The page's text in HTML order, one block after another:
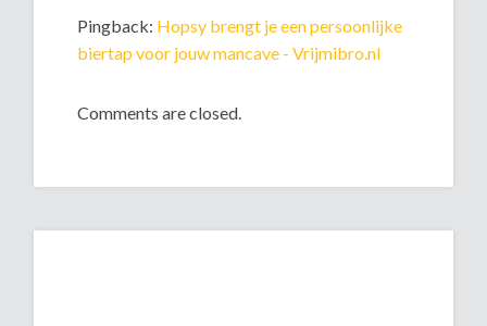
Pingback: Hopsy brengt je een persoonlijke
biertap voor jouw mancave - Vrijmibro.nl
Comments are closed.